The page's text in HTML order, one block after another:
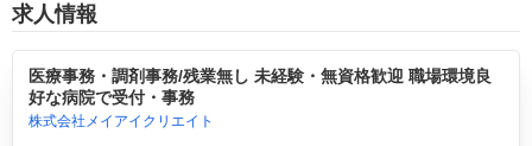
求人情報
医療事務・調剤事務/残業無し 未経験・無資格歓迎 職場環境良
好な病院で受付・事務
株式会社メイアイクリエイト